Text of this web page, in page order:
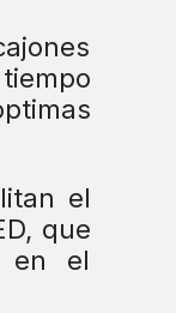
el
que
en el